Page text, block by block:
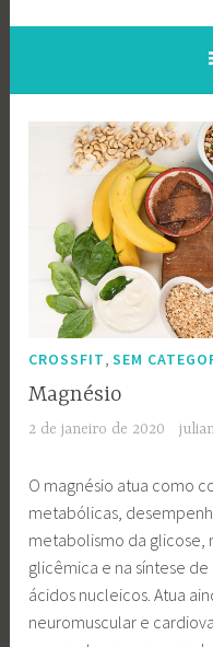
CROSSFIT,SEM
Magnésio
2 de janeiro de 2020
O magnésio atua como
metabólicas,
metabolismo da glicose,
glicêmica e na síntese
ácidos nucleicos. Atua
neuromuscular e